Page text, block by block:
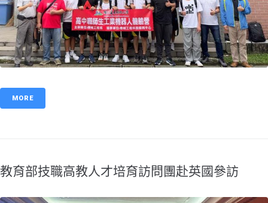
MORE
教育部技職高教人才培育訪問團赴英國參訪